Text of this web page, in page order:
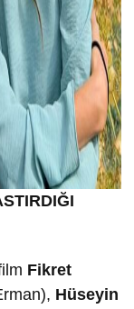
Fikret
Hüseyin